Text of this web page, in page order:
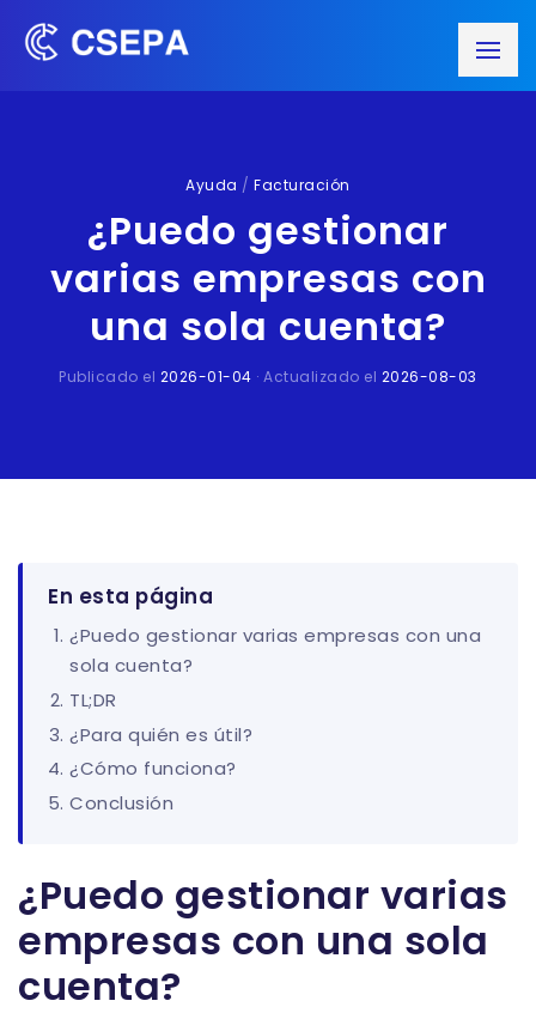
Ayuda /Facturación
¿Puedo gestionar
varias empresas con
una sola cuenta?
Publicado el 2026-01-04 · Actualizado el 2026-08-03
En esta página
¿Puedo gestionar varias empresas con una
sola cuenta?
TL;DR
¿Para quién es útil?
¿Cómo funciona?
Conclusión
¿Puedo gestionar varias
empresas con una sola
cuenta?